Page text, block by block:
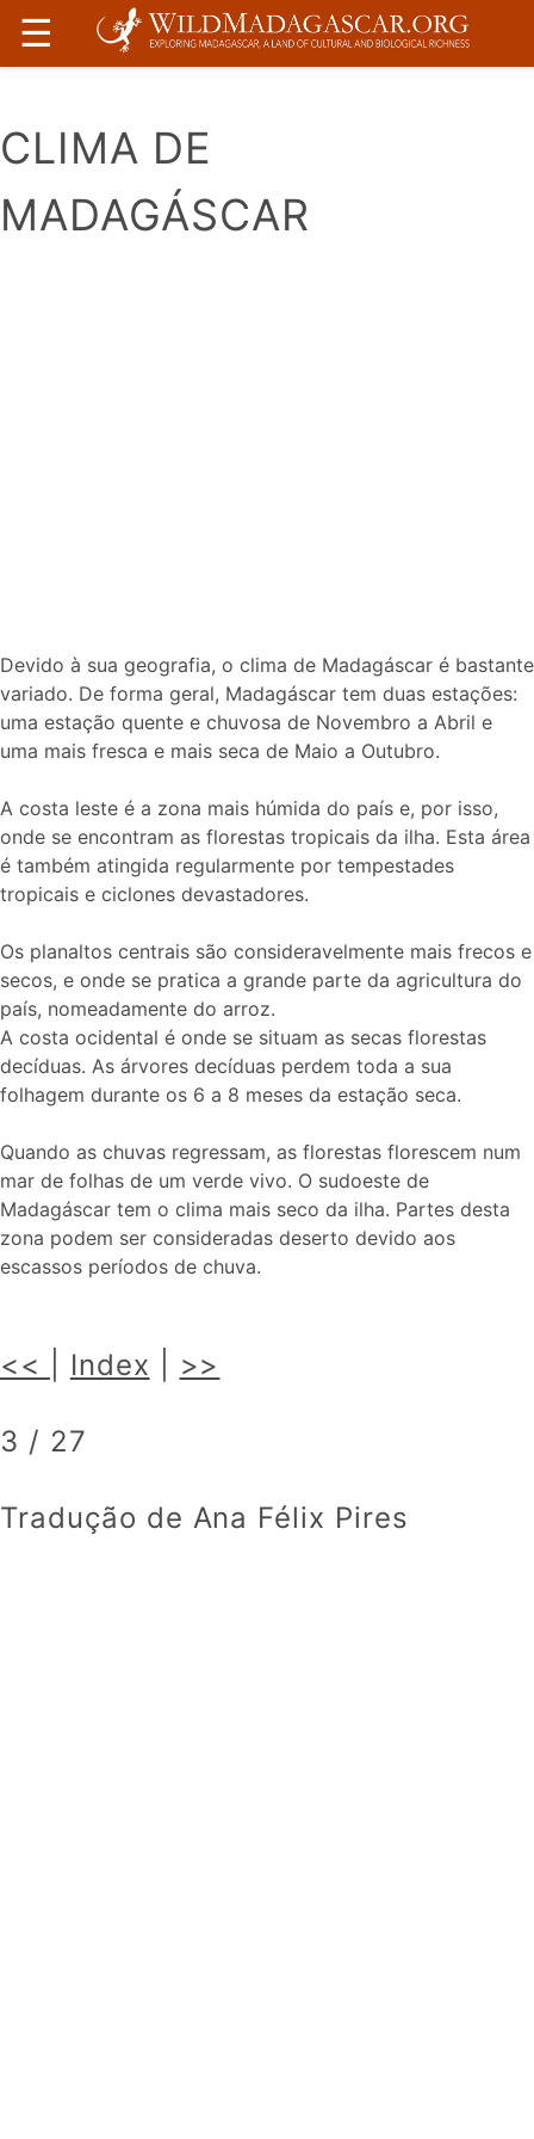
☰
CLIMA DE
MADAGÁSCAR
Devido à sua geografia, o clima de Madagáscar é bastante
variado. De forma geral, Madagáscar tem duas estações:
uma estação quente e chuvosa de Novembro a Abril e
uma mais fresca e mais seca de Maio a Outubro.
A costa leste é a zona mais húmida do país e, por isso,
onde se encontram as florestas tropicais da ilha. Esta área
é também atingida regularmente por tempestades
tropicais e ciclones devastadores.
Os planaltos centrais são consideravelmente mais frecos e
secos, e onde se pratica a grande parte da agricultura do
país, nomeadamente do arroz.
A costa ocidental é onde se situam as secas florestas
decíduas. As árvores decíduas perdem toda a sua
folhagem durante os 6 a 8 meses da estação seca.
Quando as chuvas regressam, as florestas florescem num
mar de folhas de um verde vivo. O sudoeste de
Madagáscar tem o clima mais seco da ilha. Partes desta
zona podem ser consideradas deserto devido aos
escassos períodos de chuva.
<< Index >>
3 / 27
Tradução de Ana Félix Pires